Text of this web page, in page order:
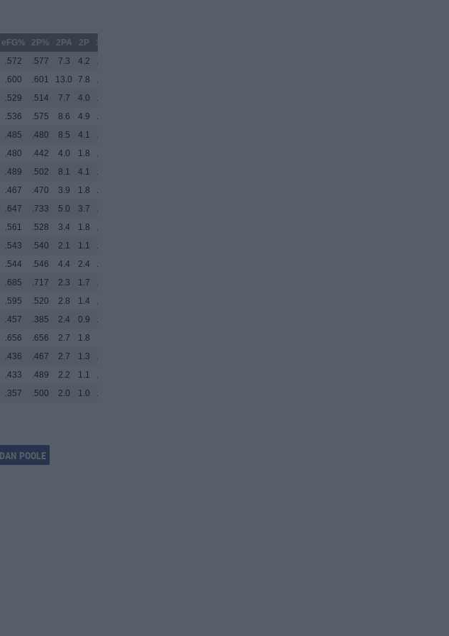
eFG% 2P% 2PA 2P 3P%
.572 .577 7.3 4.2 .379
.600 .601 13.0 7.8 .250
.529 .514 7.7 4.0 .367
.536 .575 8.6 4.9 .306
.485 .480 8.5 4.1 .330
.480 .442 4.0 1.8 .333
.489 .502 8.1 4.1 .261
.467 .470 3.9 1.8 .309
.647 .733 5.0 3.7 .000
.561 .528 3.4 1.8 .409
.543 .540 2.1 1.1 .363
.544 .546 4.4 2.4 .000
.685 .717 2.3 1.7 .422
.595 .520 2.8 1.4 .500
.457 .385 2.4 0.9 .348
.656 .656 2.7 1.8
.436 .467 2.7 1.3 .259
.433 .489 2.2 1.1 .154
.357 .500 2.0 1.0 .000
POOLE